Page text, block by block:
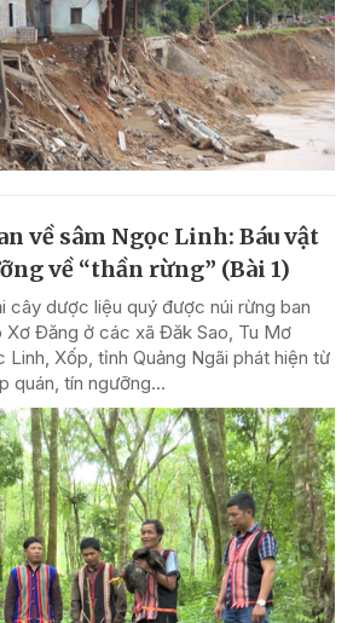
về sâm Ngọc Linh: Báu vật
về “thần rừng” (Bài 1)
cây dược liệu quý được núi rừng ban
Đăng ở các xã Đăk Sao, Tu Mơ
Linh, Xốp, tỉnh Quảng Ngãi phát hiện từ
quán, tín ngưỡng...